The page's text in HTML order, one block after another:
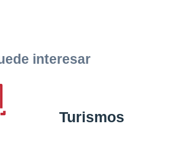
interesar
Turismos